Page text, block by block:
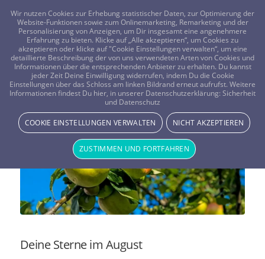
FRAGEN? KOSTENLOS ANRUFEN: 0800-8478266
Das Augusthoroskop 2017
Vistano Beraterin AlinadelSol - Beraterblog
Deine Sterne im August
Wir nutzen Cookies zur Erhebung statistischer Daten, zur Optimierung der
Website-Funktionen sowie zum Onlinemarketing, Remarketing und der
Personalisierung von Anzeigen, um Dir insgesamt eine angenehmere
Erfahrung zu bieten. Klicke auf „Alle akzeptieren“, um Cookies zu
akzeptieren oder klicke auf "Cookie Einstellungen verwalten“, um eine
detaillierte Beschreibung der von uns verwendeten Arten von Cookies und
Informationen über die entsprechenden Anbieter zu erhalten. Du kannst
jeder Zeit Deine Einwilligung widerrufen, indem Du die Cookie
Einstellungen über das Schloss am linken Bildrand erneut aufrufst. Weitere
Informationen findest Du hier, in unserer Datenschutzerklärung: Sicherheit
und Datenschutz
COOKIE EINSTELLUNGEN VERWALTEN NICHT AKZEPTIEREN
ZUSTIMMEN UND FORTFAHREN